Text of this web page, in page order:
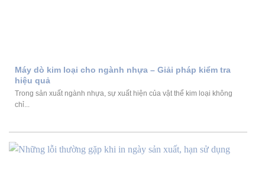
Máy dò kim loại cho ngành nhựa – Giải pháp kiểm tra
hiệu quả
Trong sản xuất ngành nhựa, sự xuất hiện của vật thể kim loại không
chỉ...